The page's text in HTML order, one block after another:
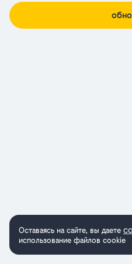
Оставаясь на сайте, вы даете
использование файлов cookie